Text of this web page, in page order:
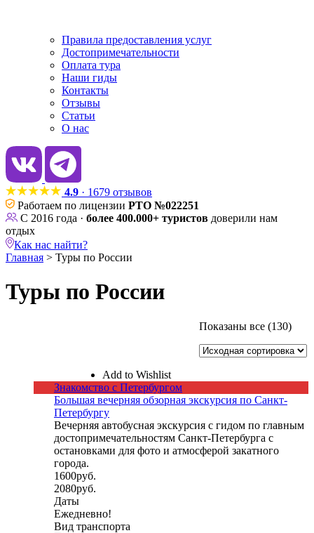
Правила предоставления услуг
Достопримечательности
Оплата тура
Наши гиды
Контакты
Отзывы
Статьи
О нас
4.9 · 1679 отзывов
Работаем по лицензии РТО №022251
С 2016 года · более 400.000+ туристов доверили нам
отдых
Как нас найти?
Главная > Туры по России
Туры по России
Показаны все (130)
Add to Wishlist
Знакомство с Петербургом
Большая вечерняя обзорная экскурсия по Санкт-
Петербургу
Вечерняя автобусная экскурсия с гидом по главным
достопримечательностям Санкт-Петербурга с
остановками для фото и атмосферой закатного
города.
1600руб.
2080руб.
Даты
Ежедневно!
Вид транспорта